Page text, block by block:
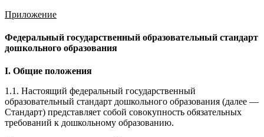
Приложение
Федеральный государственный образовательный стандарт
дошкольного образования
I. Общие положения
1.1. Настоящий федеральный государственный
образовательный стандарт дошкольного образования (далее —
Стандарт) представляет собой совокупность обязательных
требований к дошкольному образованию.